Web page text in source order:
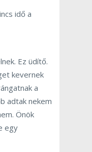
idő a
Ez üdítő.
kevernek
a
adtak nekem
Önök
egy